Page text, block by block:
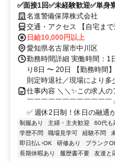
✅面接1回✅未経験歓迎✅単
名進警備保障株式会社
交通・アクセス 【自宅ま
11分
日給10,000円以上
愛知県名古屋市中川区
勤務時間詳細 実働時間：1
り8日 〜 20日 【勤務時間
則定時退社／現場により
仕事内容 ＼＼✨この求人
￣￣￣￣￣￣￣￣￣￣￣￣
✅ 週休2日制！休日の融通
制服あり 主婦・主夫歓迎 60代も
学歴不問
職場見学可 経験不問
即日払いOK
研修あり ブランク
長期休暇あり
履歴書不要 友達と